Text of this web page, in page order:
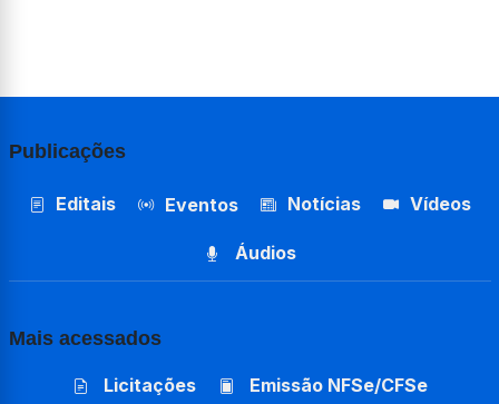
Publicações
Editais Eventos Notícias Vídeos
Áudios
Mais acessados
Licitações Emissão NFSe/CFSe